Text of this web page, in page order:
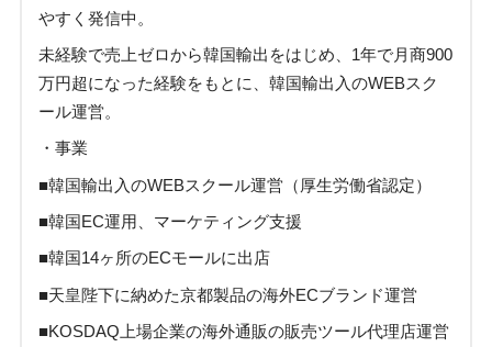
やすく発信中。
未経験で売上ゼロから韓国輸出をはじめ、1年で月商900
万円超になった経験をもとに、韓国輸出入のWEBスク
ール運営。
・事業
■韓国輸出入のWEBスクール運営（厚生労働省認定）
■韓国EC運用、マーケティング支援
■韓国14ヶ所のECモールに出店
■天皇陛下に納めた京都製品の海外ECブランド運営
■KOSDAQ上場企業の海外通販の販売ツール代理店運営